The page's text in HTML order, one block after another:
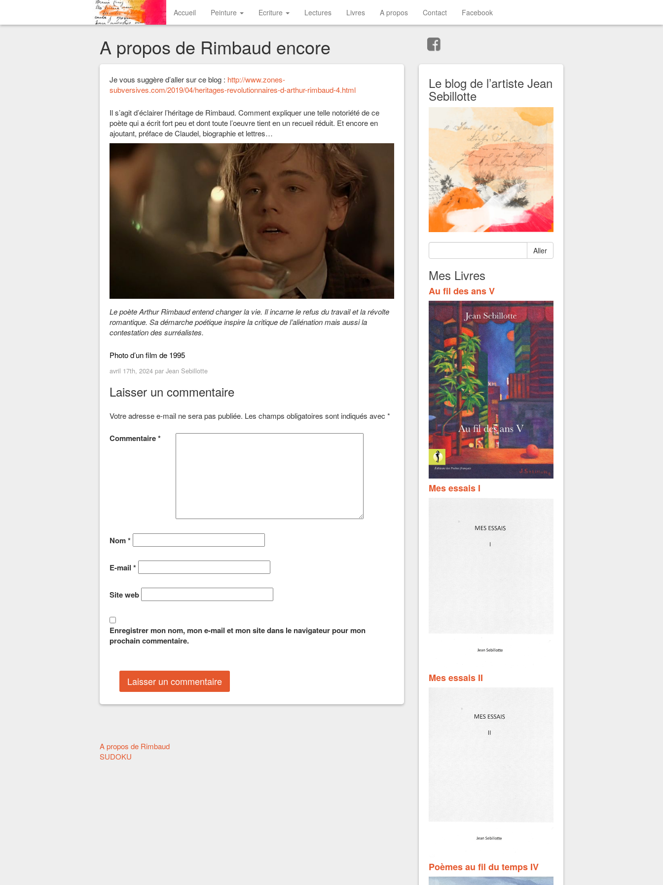
Accueil Peinture Ecriture Lectures Livres A propos Contact Facebook
A propos de Rimbaud encore
Je vous suggère d’aller sur ce blog : http://www.zones-
subversives.com/2019/04/heritages-revolutionnaires-d-arthur-rimbaud-4.html
Il s’agit d’éclairer l’héritage de Rimbaud. Comment expliquer une telle notoriété de ce
poète qui a écrit fort peu et dont toute l’oeuvre tient en un recueil réduit. Et encore en
ajoutant, préface de Claudel, biographie et lettres…
Le poète Arthur Rimbaud entend changer la vie. Il incarne le refus du travail et la révolte
romantique. Sa démarche poétique inspire la critique de l’aliénation mais aussi la
contestation des surréalistes.
Photo d’un film de 1995
avril 17th, 2024 par Jean Sebillotte
Laisser un commentaire
Votre adresse e-mail ne sera pas publiée. Les champs obligatoires sont indiqués avec *
Commentaire*
Nom*
E-mail *
Site web
Enregistrer mon nom, mon e-mail et mon site dans le navigateur pour mon
prochain commentaire.
Autres
articles
A propos de Rimbaud
SUDOKU
Le blog de l’artiste Jean
Sebillotte
Aller
Mes Livres
Au fil des ans V
Mes essais I
Mes essais II
Poèmes au fil du temps IV